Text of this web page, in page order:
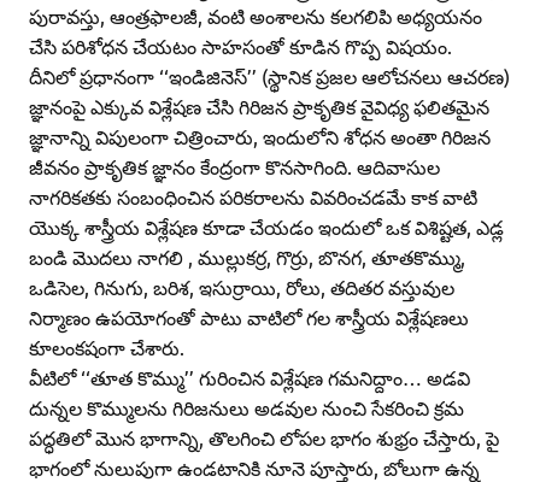
పురావస్తు, ఆంత్రఫాలజీ, వంటి అంశాలను కలగలిపి అధ్యయనం
చేసి పరిశోధన చేయటం సాహసంతో కూడిన గొప్ప విషయం.
దీనిలో ప్రధానంగా ‘‘ఇండిజినెస్‌’’ (స్థానిక ప్రజల ఆలోచనలు ఆచరణ)
జ్ఞానంపై ఎక్కువ విశ్లేషణ చేసి గిరిజన ప్రాకృతిక వైవిధ్య ఫలితమైన
జ్ఞానాన్ని విపులంగా చిత్రించారు, ఇందులోని శోధన అంతా గిరిజన
జీవనం ప్రాకృతిక జ్ఞానం కేంద్రంగా కొనసాగింది. ఆదివాసుల
నాగరికతకు సంబంధించిన పరికరాలను వివరించడమే కాక వాటి
యొక్క శాస్త్రీయ విశ్లేషణ కూడా చేయడం ఇందులో ఒక విశిష్టత, ఎడ్ల
బండి మొదలు నాగలి , ముల్లుకర్ర, గొర్రు, బొనగ, తూతకొమ్ము,
ఒడిసెల, గినుగు, బరిశ, ఇసుర్రాయి, రోలు, తదితర వస్తువుల
నిర్మాణం ఉపయోగంతో పాటు వాటిలో గల శాస్త్రీయ విశ్లేషణలు
కూలంకషంగా చేశారు.
వీటిలో ‘‘తూత కొమ్ము’’ గురించిన విశ్లేషణ గమనిద్దాం… అడవి
దున్నల కొమ్ములను గిరిజనులు అడవుల నుంచి సేకరించి క్రమ
పద్ధతిలో మొన భాగాన్ని, తొలగించి లోపల భాగం శుభ్రం చేస్తారు, పై
భాగంలో నులుపుగా ఉండటానికి నూనె పూస్తారు, బోలుగా ఉన్న